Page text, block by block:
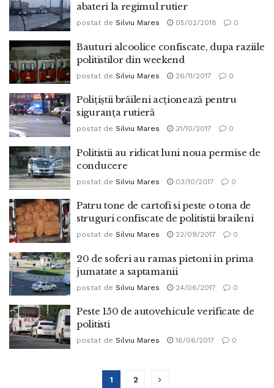
abateri la regimul rutier
postat de Silviu Mares 05/02/2018 0
Bauturi alcoolice confiscate, dupa raziile
politistilor din weekend
postat de Silviu Mares 26/11/2017 0
Poliţiştii brăileni acţionează pentru
siguranţa rutieră
postat de Silviu Mares 31/10/2017 0
Politistii au ridicat luni noua permise de
conducere
postat de Silviu Mares 03/10/2017 0
Patru tone de cartofi si peste o tona de
struguri confiscate de politistii braileni
postat de Silviu Mares 22/09/2017 0
20 de soferi au ramas pietoni in prima
jumatate a saptamanii
postat de Silviu Mares 24/06/2017 0
Peste 150 de autovehicule verificate de
politisti
postat de Silviu Mares 16/06/2017 0
1 2